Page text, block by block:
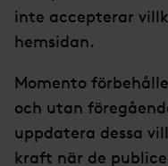
inte accepterar
hemsidan.
Momento
och utan
uppdatera dessa
kraft när de